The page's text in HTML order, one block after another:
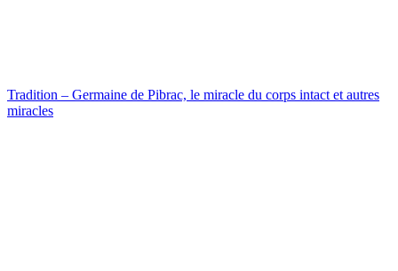
Tradition – Germaine de Pibrac, le miracle du corps intact et autres
miracles